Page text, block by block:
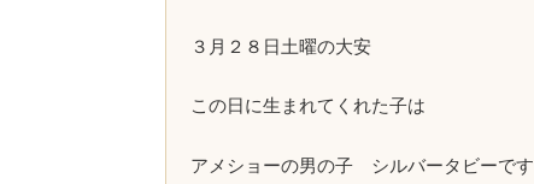
３月２８日土曜の大安
この日に生まれてくれた子は
アメショーの男の子 シルバータビーです